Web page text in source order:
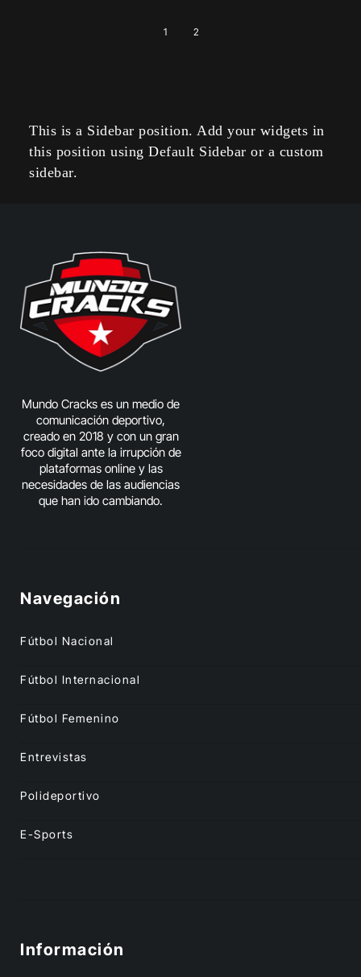
1 2
This is a Sidebar position. Add your widgets in
this position using Default Sidebar or a custom
sidebar.
Mundo Cracks es un medio de
comunicación deportivo,
creado en 2018 y con un gran
foco digital ante la irrupción de
plataformas online y las
necesidades de las audiencias
que han ido cambiando.
Navegación
Fútbol Nacional
Fútbol Internacional
Fútbol Femenino
Entrevistas
Polideportivo
E-Sports
Información